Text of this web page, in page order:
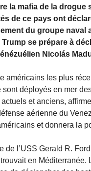
la mafia de la drogue
de ce pays ont
du groupe naval
se prépare à
Nicolás
américains les plus
sont déployés en mer
et anciens,
aérienne du
et donnera la
de l’USS Gerald R.
en